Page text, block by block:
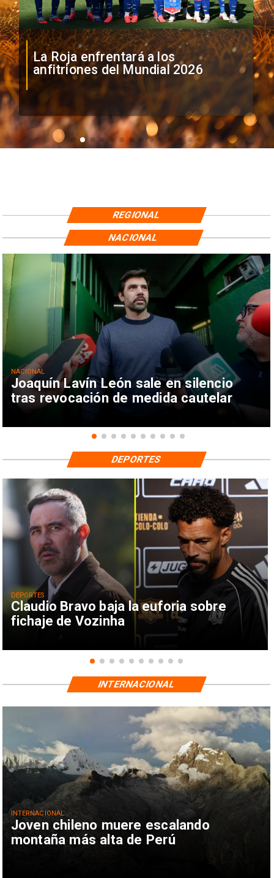
La Roja enfrentará a los
anfitriones del Mundial 2026
REGIONAL
Joaquín Lavín León sale en silencio
tras revocación de medida cautelar
NACIONAL
NACIONAL
Claudio Bravo baja la euforia sobre
fichaje de Vozinha
DEPORTES
DEPORTES
Joven chileno muere escalando
montaña más alta de Perú
INTERNACIONAL
INTERNACIONAL